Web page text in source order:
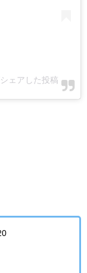
ェアした投稿